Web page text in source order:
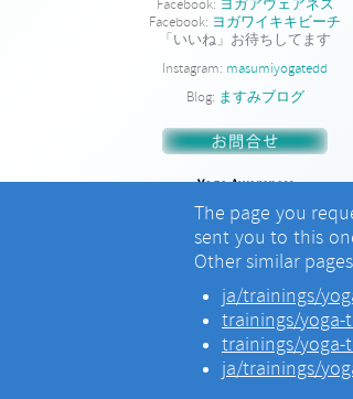
Facebook: ヨガアウェアネス
Facebook: ヨガワイキキビーチ
「いいね」お待ちしてます
Instagram: masumiyogatedd
Blog: ますみブログ
Yoga Awareness
USA, Hawaii, Japan, India
The page you
sent you to this
Other similar
ja/trainings/
trainings/yoga-
trainings/yoga-
ja/trainings/